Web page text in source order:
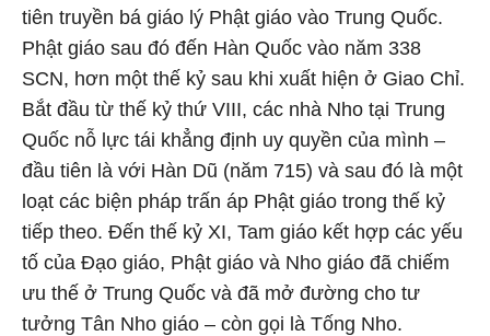
tiên truyền bá giáo lý Phật giáo vào Trung Quốc.
Phật giáo sau đó đến Hàn Quốc vào năm 338
SCN, hơn một thế kỷ sau khi xuất hiện ở Giao Chỉ.
Bắt đầu từ thế kỷ thứ VIII, các nhà Nho tại Trung
Quốc nỗ lực tái khẳng định uy quyền của mình –
đầu tiên là với Hàn Dũ (năm 715) và sau đó là một
loạt các biện pháp trấn áp Phật giáo trong thế kỷ
tiếp theo. Đến thế kỷ XI, Tam giáo kết hợp các yếu
tố của Đạo giáo, Phật giáo và Nho giáo đã chiếm
ưu thế ở Trung Quốc và đã mở đường cho tư
tưởng Tân Nho giáo – còn gọi là Tống Nho.